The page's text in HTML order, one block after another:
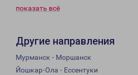
показать всё
Другие направления
Мурманск - Моршанск
Йошкар-Ола - Ессентуки